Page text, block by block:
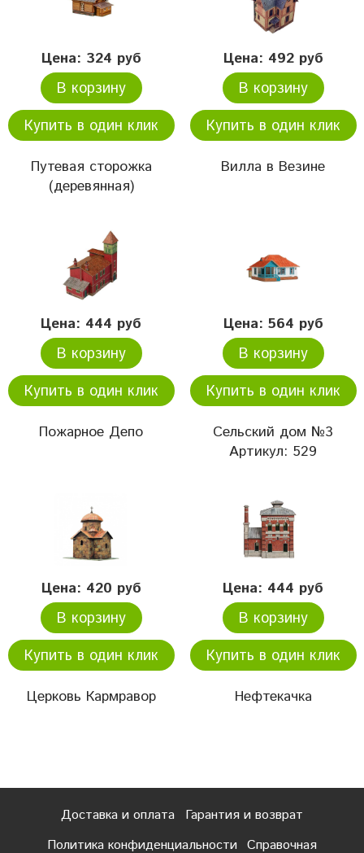
Цена: 324 руб
В корзину
Купить в один клик
Путевая сторожка
(деревянная)
Цена: 492 руб
В корзину
Купить в один клик
Вилла в Везине
Цена: 444 руб
В корзину
Купить в один клик
Пожарное Депо
Цена: 564 руб
В корзину
Купить в один клик
Сельский дом №3
Артикул: 529
Цена: 420 руб
В корзину
Купить в один клик
Церковь Кармравор
Цена: 444 руб
В корзину
Купить в один клик
Нефтекачка
Доставка и оплата
Гарантия и возврат
Политика конфиденциальности Справочная